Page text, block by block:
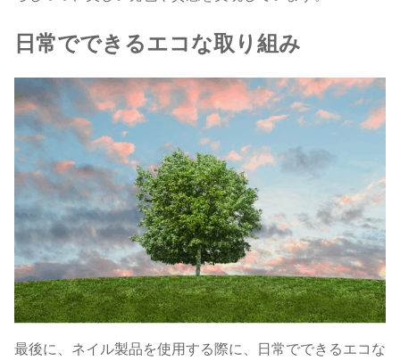
日常でできるエコな取り組み
最後に、ネイル製品を使用する際に、日常でできるエコな